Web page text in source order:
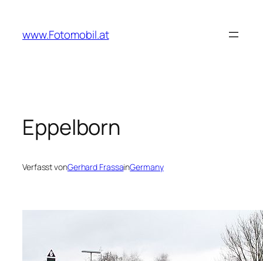
springen
www.Fotomobil.at
Eppelborn
Verfasst vonGerhard FrassainGermany